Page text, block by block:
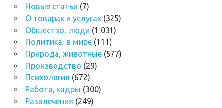
Новые статьи (7)
О товарах и услугах(325)
Общество, люди (1 031)
Политика, в мире(111)
Природа, животные(577)
Производство (29)
Психология (672)
Работа, кадры (300)
Развлечения (249)